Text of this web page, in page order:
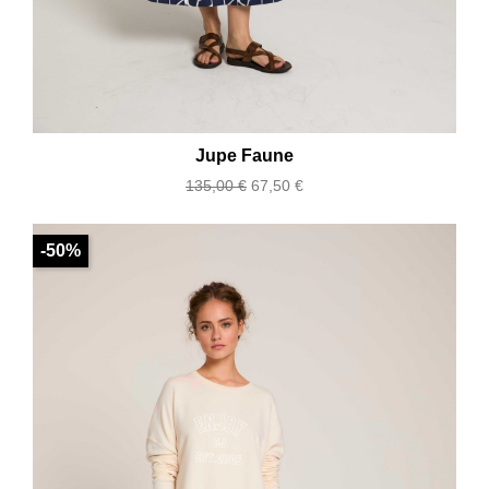
Jupe Faune
Prix
base
135,00 € Prix
67,50 €
-50%